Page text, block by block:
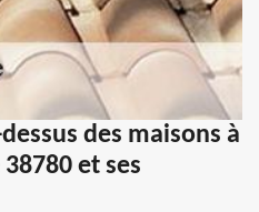
des maisons à
et ses